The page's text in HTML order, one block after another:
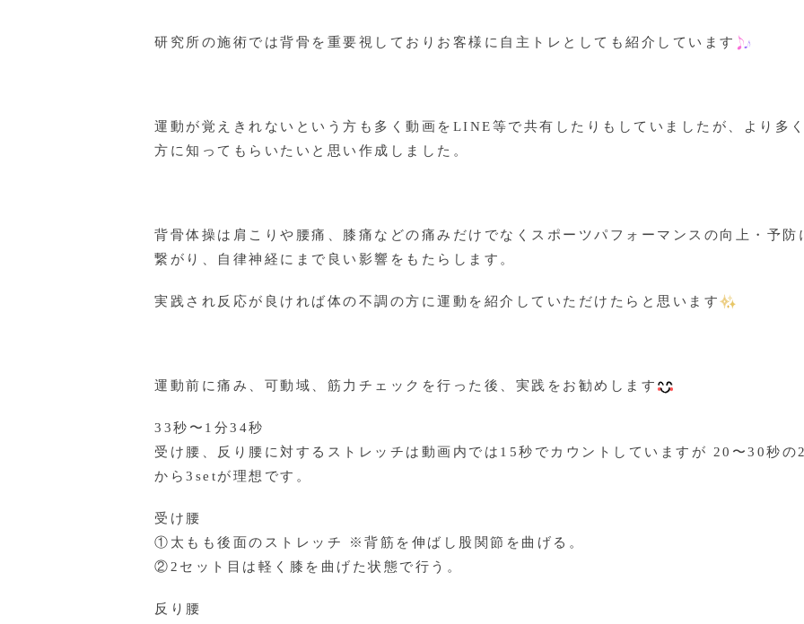
研究所の施術では背骨を重要視しておりお客様に自主トレとしても紹介しています
運動が覚えきれないという方も多く動画をLINE等で共有したりもしていましたが、より多
方に知ってもらいたいと思い作成しました。
背骨体操は肩こりや腰痛、膝痛などの痛みだけでなくスポーツパフォーマンスの向上・予防
繋がり、自律神経にまで良い影響をもたらします。
実践され反応が良ければ体の不調の方に運動を紹介していただけたらと思います
運動前に痛み、可動域、筋力チェックを行った後、実践をお勧めします
33秒〜1分34秒
受け腰、反り腰に対するストレッチは動画内では15秒でカウントしていますが 20〜30秒の
から3setが理想です。
受け腰
①太もも後面のストレッチ ※背筋を伸ばし股関節を曲げる。
②2セット目は軽く膝を曲げた状態で行う。
反り腰